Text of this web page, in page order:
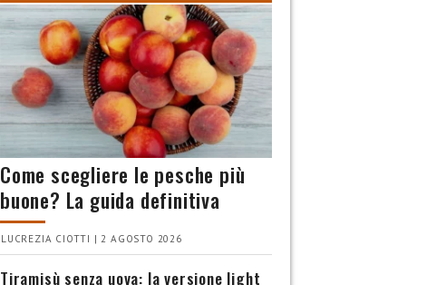
Come scegliere le pesche più
buone? La guida definitiva
LUCREZIA CIOTTI | 2 AGOSTO 2026
Tiramisù senza uova: la versione light